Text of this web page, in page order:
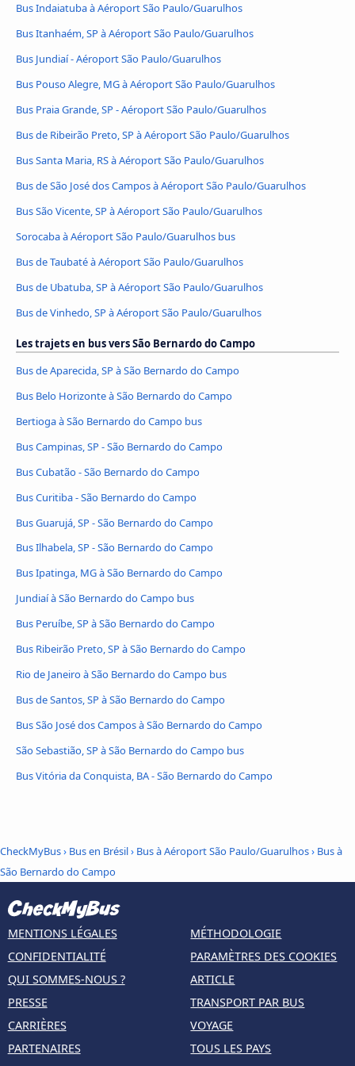
Bus Indaiatuba à Aéroport São Paulo/Guarulhos
Bus Itanhaém, SP à Aéroport São Paulo/Guarulhos
Bus Jundiaí - Aéroport São Paulo/Guarulhos
Bus Pouso Alegre, MG à Aéroport São Paulo/Guarulhos
Bus Praia Grande, SP - Aéroport São Paulo/Guarulhos
Bus de Ribeirão Preto, SP à Aéroport São Paulo/Guarulhos
Bus Santa Maria, RS à Aéroport São Paulo/Guarulhos
Bus de São José dos Campos à Aéroport São Paulo/Guarulhos
Bus São Vicente, SP à Aéroport São Paulo/Guarulhos
Sorocaba à Aéroport São Paulo/Guarulhos bus
Bus de Taubaté à Aéroport São Paulo/Guarulhos
Bus de Ubatuba, SP à Aéroport São Paulo/Guarulhos
Bus de Vinhedo, SP à Aéroport São Paulo/Guarulhos
Les trajets en bus vers São Bernardo do Campo
Bus de Aparecida, SP à São Bernardo do Campo
Bus Belo Horizonte à São Bernardo do Campo
Bertioga à São Bernardo do Campo bus
Bus Campinas, SP - São Bernardo do Campo
Bus Cubatão - São Bernardo do Campo
Bus Curitiba - São Bernardo do Campo
Bus Guarujá, SP - São Bernardo do Campo
Bus Ilhabela, SP - São Bernardo do Campo
Bus Ipatinga, MG à São Bernardo do Campo
Jundiaí à São Bernardo do Campo bus
Bus Peruíbe, SP à São Bernardo do Campo
Bus Ribeirão Preto, SP à São Bernardo do Campo
Rio de Janeiro à São Bernardo do Campo bus
Bus de Santos, SP à São Bernardo do Campo
Bus São José dos Campos à São Bernardo do Campo
São Sebastião, SP à São Bernardo do Campo bus
Bus Vitória da Conquista, BA - São Bernardo do Campo
CheckMyBus› Bus en Brésil› Bus à Aéroport São Paulo/Guarulhos› Bus à
São Bernardo do Campo
MENTIONS LÉGALES
CONFIDENTIALITÉ
QUI SOMMES-NOUS ?
PRESSE
CARRIÈRES
PARTENAIRES
MÉTHODOLOGIE
PARAMÈTRES DES COOKIES
ARTICLE
TRANSPORT PAR BUS
VOYAGE
TOUS LES PAYS